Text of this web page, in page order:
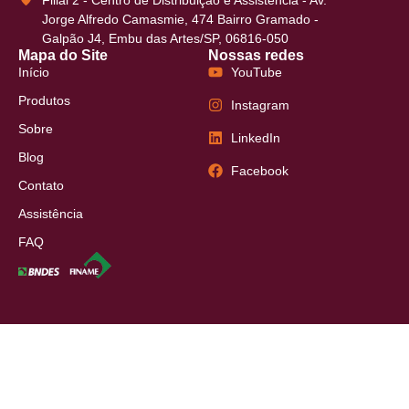
Jorge Alfredo Camasmie, 474 Bairro Gramado -
Galpão J4, Embu das Artes/SP, 06816-050
Mapa do Site
Início
Produtos
Sobre
Blog
Contato
Assistência
FAQ
Nossas redes
YouTube
Instagram
LinkedIn
Facebook